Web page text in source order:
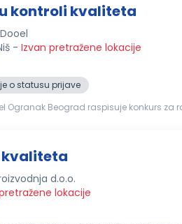
kontroli kvaliteta
- Izvan pretražene lokacije
o statusu prijave
Ogranak Beograd raspisuje konkurs za
d.o.o.
lokacije